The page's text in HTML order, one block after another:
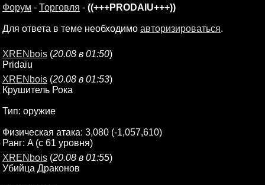
Форум - Торговля - ((+++PRODAIU+++))
Для ответа в теме необходимо авторизироваться.
XRENbois (20.08 в 01:50)
Pridaiu
XRENbois (20.08 в 01:53)
Крушитель Рока
Тип: оружие
Физическая атака: 3,080 (-1,057,610)
Ранг: A (с 61 уровня)
XRENbois (20.08 в 01:55)
Убийца Драконов